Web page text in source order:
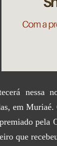
nessa
em
pela
que